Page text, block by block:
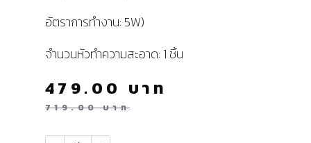
อัตราการทำงาน: 5W)
จำนวนหัวทำความสะอาด: 1 ชิ้น
719.00บาท
479.00 บาท